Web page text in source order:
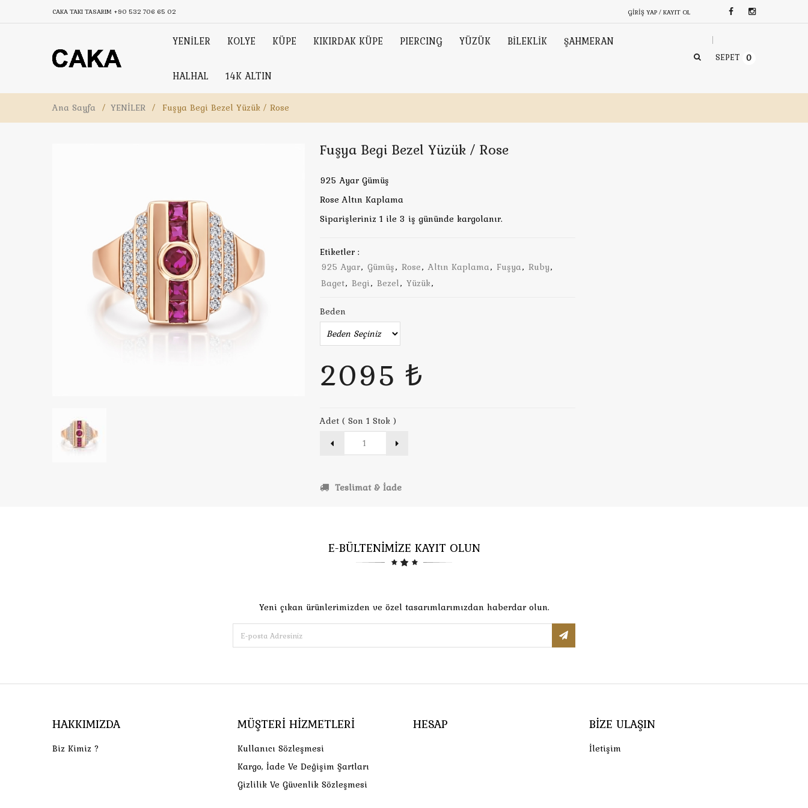
CAKA TAKI TASARIM +90 532 706 65 02 GIRIŞ YAP / KAYIT OL
YENİLER KOLYE KÜPE KIKIRDAK KÜPE PIERCING YÜZÜK BİLEKLİK ŞAHMERAN
HALHAL 14K ALTIN
SEPET 0
Ana Sayfa / YENİLER / Fuşya Begi Bezel Yüzük / Rose
Fuşya Begi Bezel Yüzük / Rose
925 Ayar Gümüş
Rose Altın Kaplama
Siparişleriniz 1 ile 3 iş gününde kargolanır.
Etiketler :
925 Ayar, Gümüş, Rose, Altın Kaplama, Fuşya, Ruby,
Baget, Begi, Bezel, Yüzük,
Beden
2095 ₺
Adet ( Son 1 Stok )
Teslimat & İade
E-BÜLTENİMİZE KAYIT OLUN
Yeni çıkan ürünlerimizden ve özel tasarımlarımızdan haberdar olun.
HAKKIMIZDA
Biz Kimiz ?
MÜŞTERI HIZMETLERI
Kullanıcı Sözleşmesi
Kargo, İade Ve Değişim Şartları
Gizlilik Ve Güvenlik Sözleşmesi
HESAP BIZE ULAŞIN
İletişim